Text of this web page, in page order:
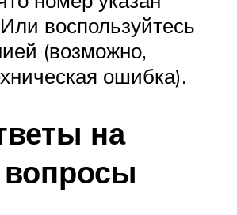
воспользуйтесь
(возможно,
ошибка).
на